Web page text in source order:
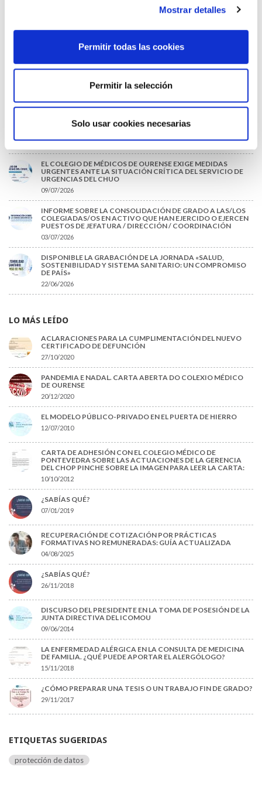
Mostrar detalles
Permitir todas las cookies
Permitir la selección
Solo usar cookies necesarias
EL COLEGIO MÉDICO DE OURENSE CONVOCA EL I CERTAMEN
DEL CASCO Y DEL CINTURÓN DE SEGURIDAD
CONDICIONES DE LOS MÉDICOS QUE ATIENDEN A
09/07/2026
EL COLEGIO DE MÉDICOS DE OURENSE EXIGE MEDIDAS
URGENTES ANTE LA SITUACIÓN CRÍTICA DEL SERVICIO DE
URGENCIAS DEL CHUO
09/07/2026
INFORME SOBRE LA CONSOLIDACIÓN DE GRADO A LAS/LOS
COLEGIADAS/OS EN ACTIVO QUE HAN EJERCIDO O EJERCEN
PUESTOS DE JEFATURA / DIRECCIÓN / COORDINACIÓN
03/07/2026
DISPONIBLE LA GRABACIÓN DE LA JORNADA «SALUD,
SOSTENIBILIDAD Y SISTEMA SANITARIO: UN COMPROMISO
DE PAÍS»
22/06/2026
LO MÁS LEÍDO
ACLARACIONES PARA LA CUMPLIMENTACIÓN DEL NUEVO
CERTIFICADO DE DEFUNCIÓN
27/10/2020
PANDEMIA E NADAL. CARTA ABERTA DO COLEXIO MÉDICO
DE OURENSE
20/12/2020
EL MODELO PÚBLICO-PRIVADO EN EL PUERTA DE HIERRO
12/07/2010
CARTA DE ADHESIÓN CON EL COLEGIO MÉDICO DE
PONTEVEDRA SOBRE LAS ACTUACIONES DE LA GERENCIA
DEL CHOP PINCHE SOBRE LA IMAGEN PARA LEER LA CARTA:
10/10/2012
¿SABÍAS QUÉ?
07/01/2019
RECUPERACIÓN DE COTIZACIÓN POR PRÁCTICAS
FORMATIVAS NO REMUNERADAS: GUÍA ACTUALIZADA
04/08/2025
¿SABÍAS QUÉ?
26/11/2018
DISCURSO DEL PRESIDENTE EN LA TOMA DE POSESIÓN DE LA
JUNTA DIRECTIVA DEL ICOMOU
09/06/2014
LA ENFERMEDAD ALÉRGICA EN LA CONSULTA DE MEDICINA
DE FAMILIA. ¿QUÉ PUEDE APORTAR EL ALERGÓLOGO?
15/11/2018
¿CÓMO PREPARAR UNA TESIS O UN TRABAJO FIN DE GRADO?
29/11/2017
ETIQUETAS SUGERIDAS
protección de datos